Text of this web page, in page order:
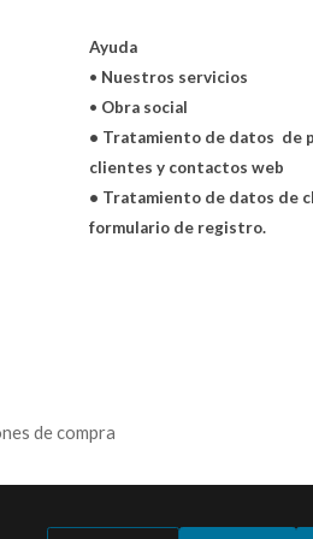
Ayuda
• Nuestros servicios
• Obra social
• Tratamiento de datos de
clientes y contactos web
• Tratamiento de datos de
formulario de registro.
de compra